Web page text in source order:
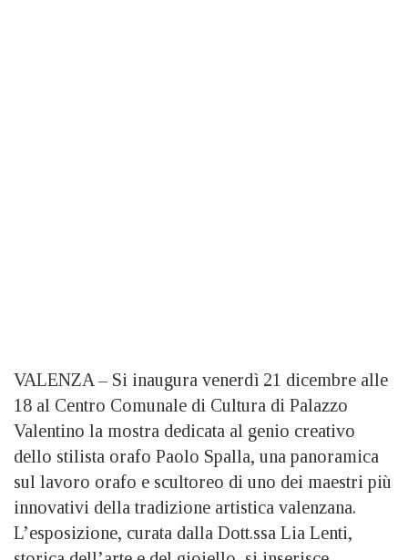
VALENZA – Si inaugura venerdì 21 dicembre alle
18 al Centro Comunale di Cultura di Palazzo
Valentino la mostra dedicata al genio creativo
dello stilista orafo Paolo Spalla, una panoramica
sul lavoro orafo e scultoreo di uno dei maestri più
innovativi della tradizione artistica valenzana.
L’esposizione, curata dalla Dott.ssa Lia Lenti,